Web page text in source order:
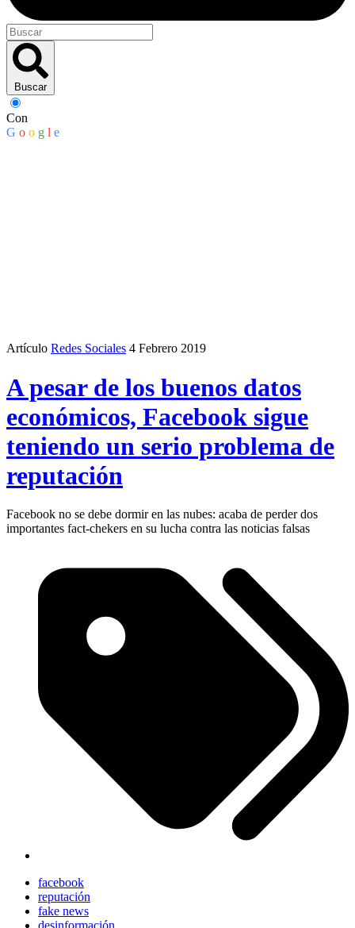
Buscar
Con
G o o g l e
Artículo Redes Sociales 4 Febrero 2019
A pesar de los buenos datos
económicos, Facebook sigue
teniendo un serio problema de
reputación
Facebook no se debe dormir en las nubes: acaba de perder dos
importantes fact-chekers en su lucha contra las noticias falsas
facebook
reputación
fake news
desinformación